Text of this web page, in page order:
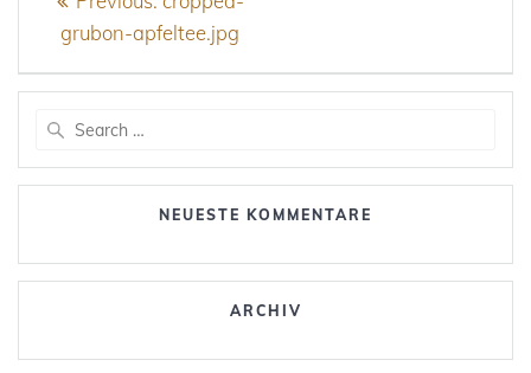
post:
grubon-apfeltee.jpg
NEUESTE KOMMENTARE
ARCHIV